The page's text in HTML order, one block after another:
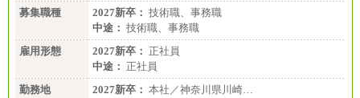
募集職種
2027新卒： 技術職、事務職
中途： 技術職、事務職
雇用形態
2027新卒： 正社員
中途： 正社員
勤務地
2027新卒： 本社／神奈川県川崎…